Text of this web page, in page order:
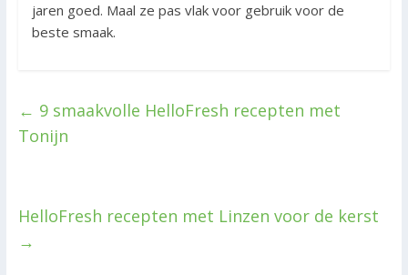
jaren goed. Maal ze pas vlak voor gebruik voor de
beste smaak.
← 9 smaakvolle HelloFresh recepten met
Tonijn
HelloFresh recepten met Linzen voor de kerst
→